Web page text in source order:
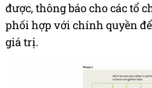
được, thông báo cho các tổ
phối hợp với chính quyền
giá trị.